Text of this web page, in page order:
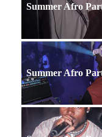
Summer Afro
Summer Afro